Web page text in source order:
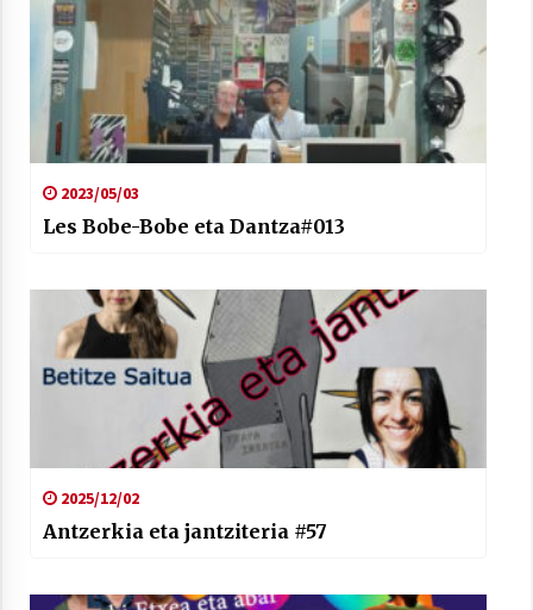
EHZtik
2021/07/01
Arrosaren laburpen bideoa Hamaika
2023/05/03
Les Bobe-Bobe eta Dantza#013
2025/12/02
Antzerkia eta jantziteria #57